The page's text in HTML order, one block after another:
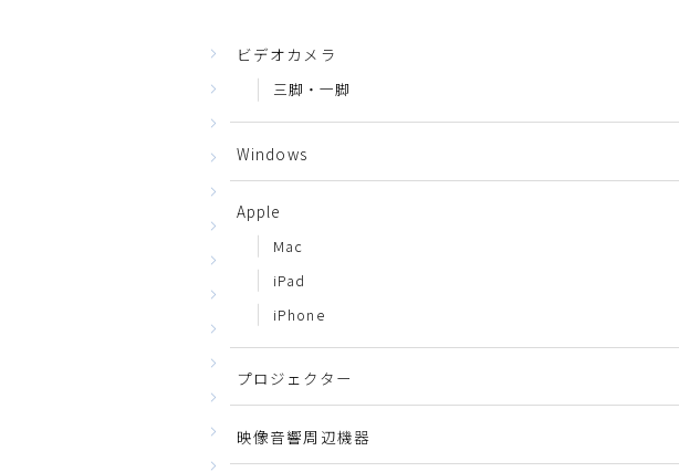
ビデオカメラ
三脚・一脚
Windows
Apple
Mac
iPad
iPhone
プロジェクター
映像音響周辺機器